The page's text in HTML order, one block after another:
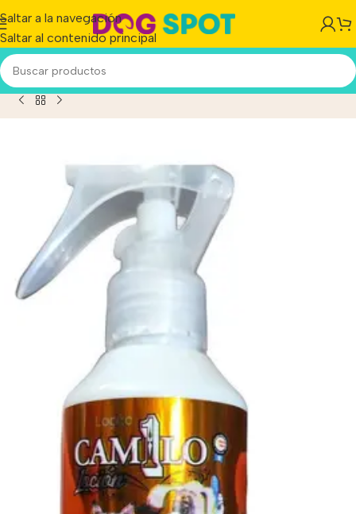
Saltar a la navegación
Saltar al contenido principal
Loción Osspret Perro/Gato Fragancia Camilo x 130 Ml